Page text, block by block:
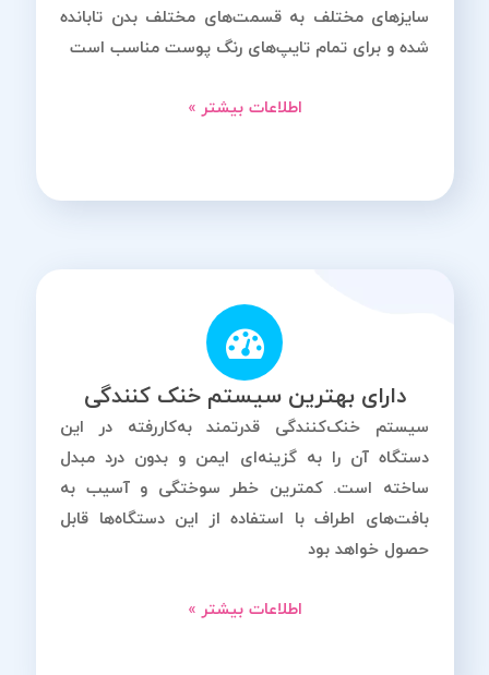
سایزهای مختلف به قسمت‌های مختلف بدن تابانده
شده و برای تمام تایپ‌های رنگ پوست مناسب است
اطلاعات بیشتر »
دارای بهترین سیستم خنک کنندگی
سیستم خنک‌کنندگی قدرتمند به‌کاررفته در این
دستگاه آن را به گزینه‌ای ایمن و بدون درد مبدل
ساخته است. کمترین خطر سوختگی و آسیب به
بافت‌های اطراف با استفاده از این دستگاه‌ها قابل
حصول خواهد بود
اطلاعات بیشتر »